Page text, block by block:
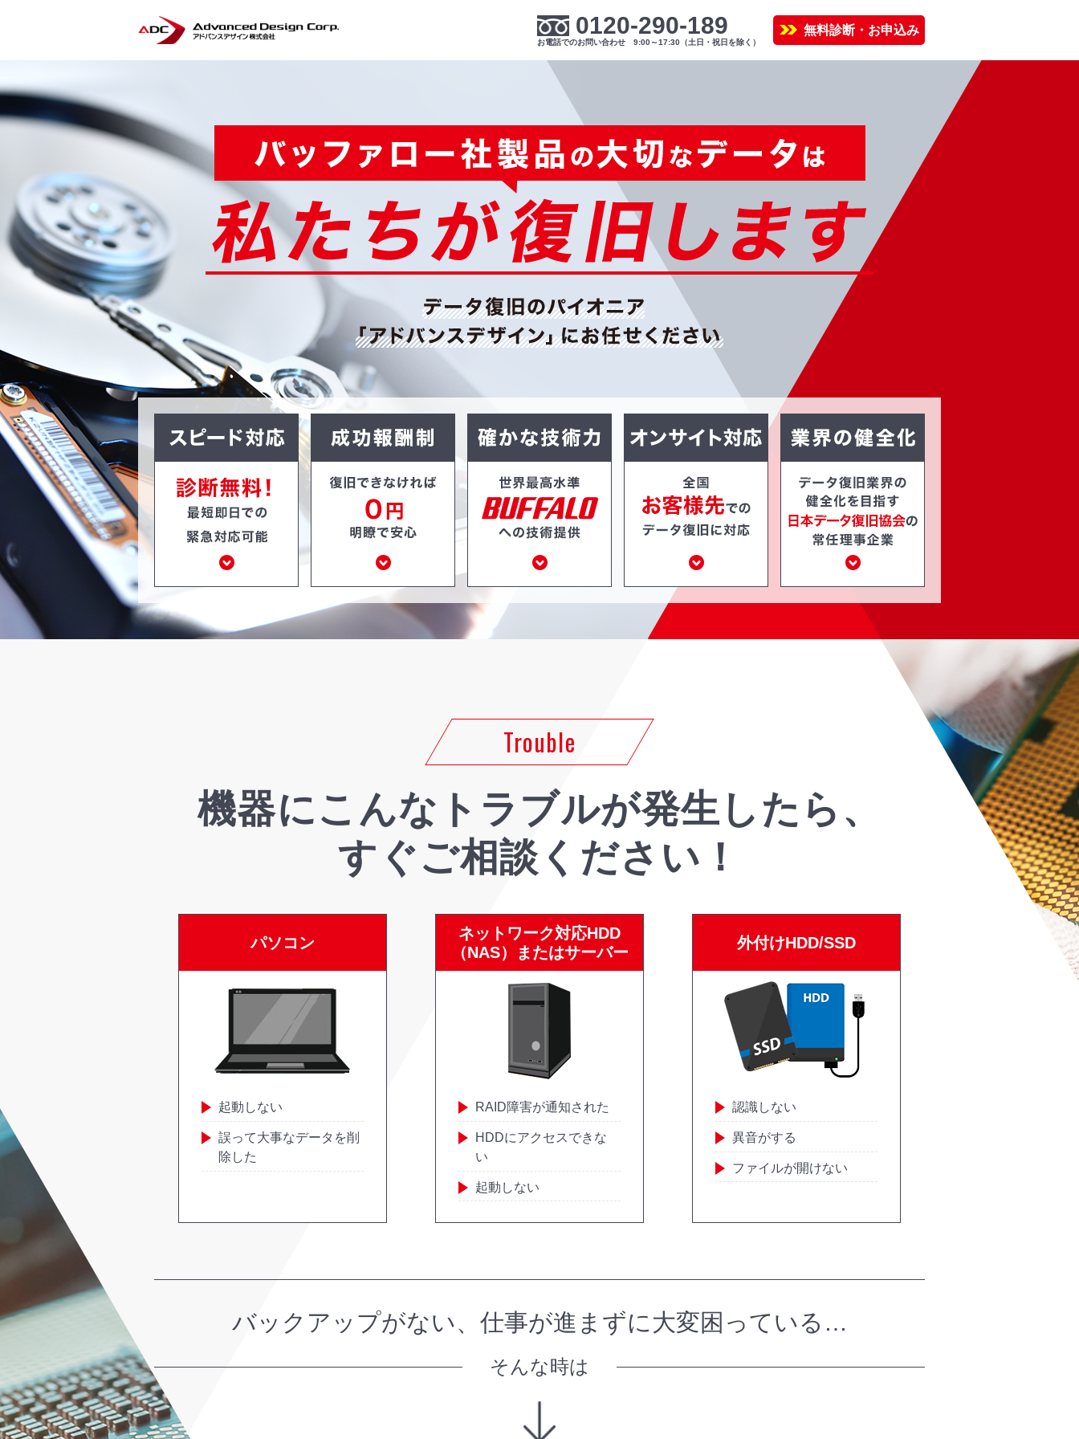
0120-290-189
お電話でのお問い合わせ 9:00～17:30（土日・祝日を除く）
無料診断・お申込み
Trouble
機器にこんなトラブルが発生したら、
すぐご相談ください！
パソコン
起動しない
誤って大事なデータを削
除した
ネットワーク対応HDD
（NAS）またはサーバー
RAID障害が通知された
HDDにアクセスできな
い
起動しない
外付けHDD/SSD
認識しない
異音がする
ファイルが開けない
バックアップがない、 仕事が進まずに大変困っている…
そんな時は